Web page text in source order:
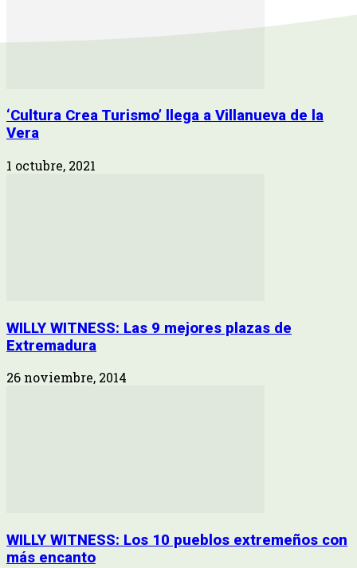
‘Cultura Crea Turismo’ llega a Villanueva de la
Vera
1 octubre, 2021
WILLY WITNESS: Las 9 mejores plazas de
Extremadura
26 noviembre, 2014
WILLY WITNESS: Los 10 pueblos extremeños con
más encanto